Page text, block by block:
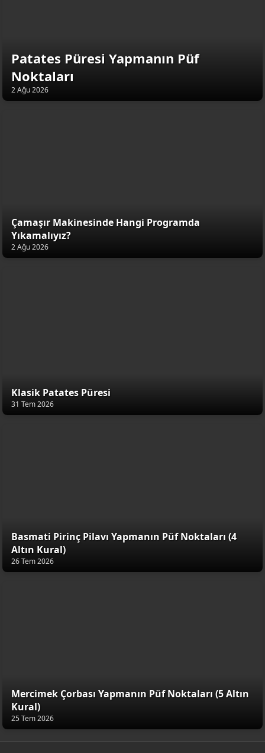
Patates Püresi Yapmanın Püf
Noktaları
2 Ağu 2026
Çamaşır Makinesinde Hangi Programda
Yıkamalıyız?
2 Ağu 2026
Klasik Patates Püresi
31 Tem 2026
Basmati Pirinç Pilavı Yapmanın Püf Noktaları (4
Altın Kural)
26 Tem 2026
Mercimek Çorbası Yapmanın Püf Noktaları (5 Altın
Kural)
25 Tem 2026